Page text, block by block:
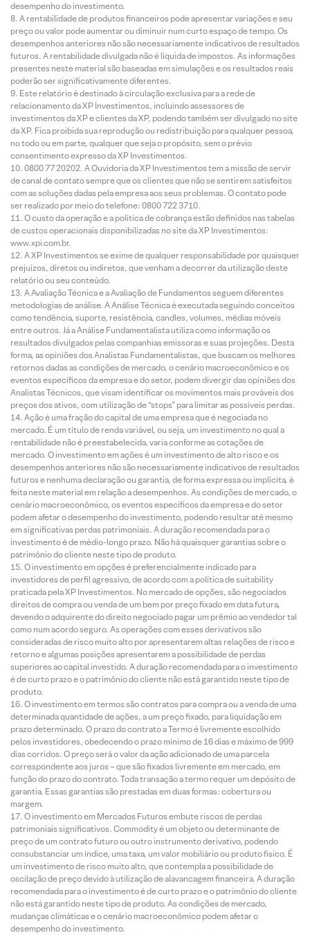
desempenho do investimento.
A rentabilidade de produtos financeiros pode apresentar variações e seu
preço ou valor pode aumentar ou diminuir num curto espaço de tempo. Os
desempenhos anteriores não são necessariamente indicativos de resultados
futuros. A rentabilidade divulgada não é líquida de impostos. As informações
presentes neste material são baseadas em simulações e os resultados reais
poderão ser significativamente diferentes.
Este relatório é destinado à circulação exclusiva para a rede de
relacionamento da XP Investimentos, incluindo assessores de
investimentos da XP e clientes da XP, podendo também ser divulgado no site
da XP. Fica proibida sua reprodução ou redistribuição para qualquer pessoa,
no todo ou em parte, qualquer que seja o propósito, sem o prévio
consentimento expresso da XP Investimentos.
0800 77 20202. A Ouvidoria da XP Investimentos tem a missão de servir
de canal de contato sempre que os clientes que não se sentirem satisfeitos
com as soluções dadas pela empresa aos seus problemas. O contato pode
ser realizado por meio do telefone: 0800 722 3710.
O custo da operação e a política de cobrança estão definidos nas tabelas
de custos operacionais disponibilizadas no site da XP Investimentos:
www.xpi.com.br.
A XP Investimentos se exime de qualquer responsabilidade por quaisquer
prejuízos, diretos ou indiretos, que venham a decorrer da utilização deste
relatório ou seu conteúdo.
A Avaliação Técnica e a Avaliação de Fundamentos seguem diferentes
metodologias de análise. A Análise Técnica é executada seguindo conceitos
como tendência, suporte, resistência, candles, volumes, médias móveis
entre outros. Já a Análise Fundamentalista utiliza como informação os
resultados divulgados pelas companhias emissoras e suas projeções. Desta
forma, as opiniões dos Analistas Fundamentalistas, que buscam os melhores
retornos dadas as condições de mercado, o cenário macroeconômico e os
eventos específicos da empresa e do setor, podem divergir das opiniões dos
Analistas Técnicos, que visam identificar os movimentos mais prováveis dos
preços dos ativos, com utilização de “stops” para limitar as possíveis perdas.
Ação é uma fração do capital de uma empresa que é negociada no
mercado. É um título de renda variável, ou seja, um investimento no qual a
rentabilidade não é preestabelecida, varia conforme as cotações de
mercado. O investimento em ações é um investimento de alto risco e os
desempenhos anteriores não são necessariamente indicativos de resultados
futuros e nenhuma declaração ou garantia, de forma expressa ou implícita, é
feita neste material em relação a desempenhos. As condições de mercado, o
cenário macroeconômico, os eventos específicos da empresa e do setor
podem afetar o desempenho do investimento, podendo resultar até mesmo
em significativas perdas patrimoniais. A duração recomendada para o
investimento é de médio-longo prazo. Não há quaisquer garantias sobre o
patrimônio do cliente neste tipo de produto.
O investimento em opções é preferencialmente indicado para
investidores de perfil agressivo, de acordo com a política de suitability
praticada pela XP Investimentos. No mercado de opções, são negociados
direitos de compra ou venda de um bem por preço fixado em data futura,
devendo o adquirente do direito negociado pagar um prêmio ao vendedor tal
como num acordo seguro. As operações com esses derivativos são
consideradas de risco muito alto por apresentarem altas relações de risco e
retorno e algumas posições apresentarem a possibilidade de perdas
superiores ao capital investido. A duração recomendada para o investimento
é de curto prazo e o patrimônio do cliente não está garantido neste tipo de
produto.
O investimento em termos são contratos para compra ou a venda de uma
determinada quantidade de ações, a um preço fixado, para liquidação em
prazo determinado. O prazo do contrato a Termo é livremente escolhido
pelos investidores, obedecendo o prazo mínimo de 16 dias e máximo de 999
dias corridos. O preço será o valor da ação adicionado de uma parcela
correspondente aos juros – que são fixados livremente em mercado, em
função do prazo do contrato. Toda transação a termo requer um depósito de
garantia. Essas garantias são prestadas em duas formas: cobertura ou
margem.
O investimento em Mercados Futuros embute riscos de perdas
patrimoniais significativos. Commodity é um objeto ou determinante de
preço de um contrato futuro ou outro instrumento derivativo, podendo
consubstanciar um índice, uma taxa, um valor mobiliário ou produto físico. É
um investimento de risco muito alto, que contempla a possibilidade de
oscilação de preço devido à utilização de alavancagem financeira. A duração
recomendada para o investimento é de curto prazo e o patrimônio do cliente
não está garantido neste tipo de produto. As condições de mercado,
mudanças climáticas e o cenário macroeconômico podem afetar o
desempenho do investimento.